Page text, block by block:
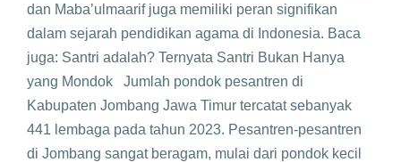
dan Maba’ulmaarif juga memiliki peran signifikan
dalam sejarah pendidikan agama di Indonesia. Baca
juga: Santri adalah? Ternyata Santri Bukan Hanya
yang Mondok Jumlah pondok pesantren di
Kabupaten Jombang Jawa Timur tercatat sebanyak
441 lembaga pada tahun 2023. Pesantren-pesantren
di Jombang sangat beragam, mulai dari pondok kecil